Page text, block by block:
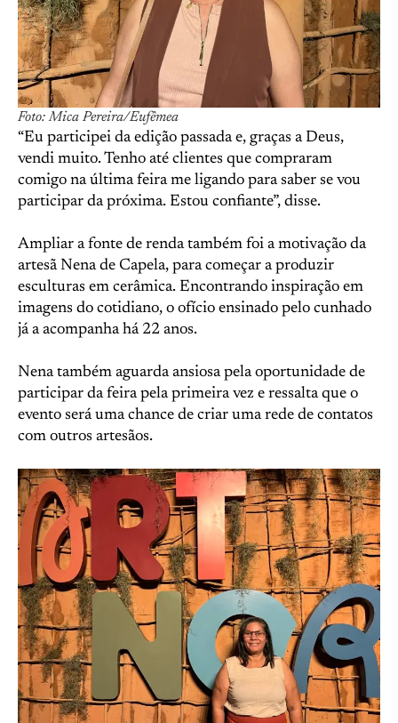
Foto: Mica Pereira/Eufêmea
“Eu participei da edição passada e, graças a Deus,
vendi muito. Tenho até clientes que compraram
comigo na última feira me ligando para saber se vou
participar da próxima. Estou confiante”, disse.
Ampliar a fonte de renda também foi a motivação da
artesã Nena de Capela, para começar a produzir
esculturas em cerâmica. Encontrando inspiração em
imagens do cotidiano, o ofício ensinado pelo cunhado
já a acompanha há 22 anos.
Nena também aguarda ansiosa pela oportunidade de
participar da feira pela primeira vez e ressalta que o
evento será uma chance de criar uma rede de contatos
com outros artesãos.